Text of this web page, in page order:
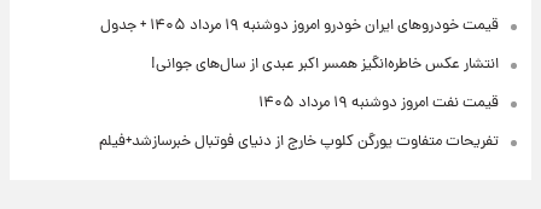
قیمت خودروهای ایران خودرو امروز دوشنبه ۱۹ مرداد ۱۴۰۵ + جدول
انتشار عکس خاطره‌انگیز همسر اکبر عبدی از سال‌های جوانی!
قیمت نفت امروز دوشنبه ۱۹ مرداد ۱۴۰۵
تفریحات متفاوت یورگن کلوپ خارج از دنیای فوتبال خبرسازشد+فیلم